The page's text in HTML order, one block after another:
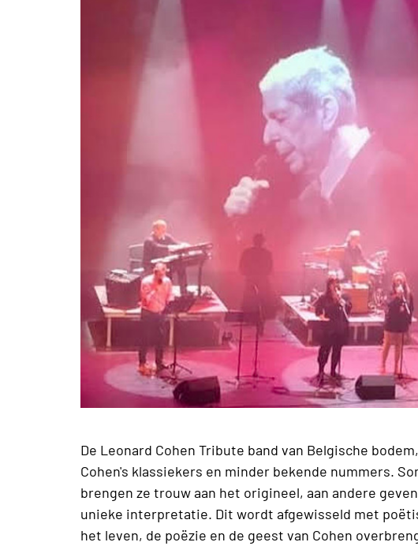
De Leonard Cohen Tribute band van Belgische
Cohen's klassiekers en minder bekende nummers.
brengen ze trouw aan het origineel, aan andere
unieke interpretatie. Dit wordt afgewisseld met
het leven, de poëzie en de geest van Cohen